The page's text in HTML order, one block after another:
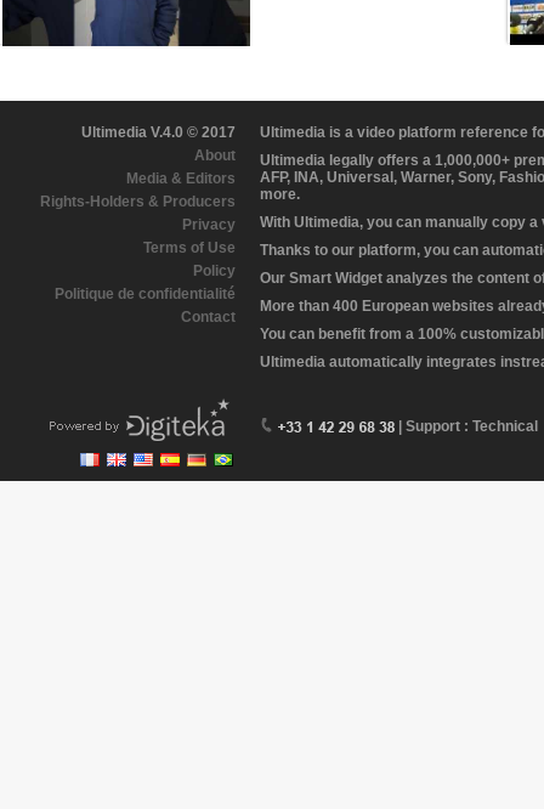
Ultimedia V.4.0 © 2017
About
Media & Editors
Rights-Holders & Producers
Privacy
Terms of Use
Policy
Politique de confidentialité
Contact
Ultimedia is a video platform reference
Ultimedia legally offers a 1,000,000+
AFP, INA, Universal, Warner, Sony,
more.
With Ultimedia, you can manually copy
Thanks to our platform, you can
Our Smart Widget analyzes the content
More than 400 European websites
You can benefit from a 100%
Ultimedia automatically integrates
| Support : Technical